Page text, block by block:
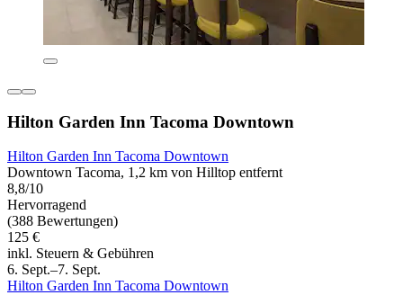
Hilton Garden Inn Tacoma Downtown
Hilton Garden Inn Tacoma Downtown
Downtown Tacoma, 1,2 km von Hilltop entfernt
8,8/10
Hervorragend
(388 Bewertungen)
125 €
inkl. Steuern & Gebühren
6. Sept.–7. Sept.
Hilton Garden Inn Tacoma Downtown